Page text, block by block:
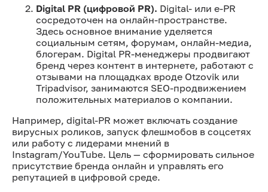
Digital PR (цифровой PR). Digital- или e-PR
сосредоточен на онлайн-пространстве.
Здесь основное внимание уделяется
социальным сетям, форумам, онлайн-медиа,
блогерам. Digital PR-менеджеры продвигают
бренд через контент в интернете, работают с
отзывами на площадках вроде Otzovik или
Tripadvisor, занимаются SEO-продвижением
положительных материалов о компании.
Например, digital-PR может включать создание
вирусных роликов, запуск флешмобов в соцсетях
или работу с лидерами мнений в
Instagram/YouTube. Цель — сформировать сильное
присутствие бренда онлайн и управлять его
репутацией в цифровой среде.